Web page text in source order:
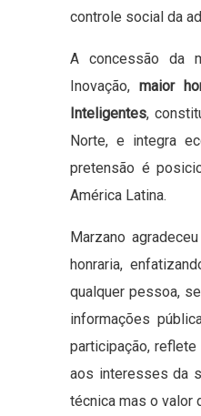
controle social da
A concessão da
Inovação, maior
Inteligentes,
Norte, e integra
pretensão é
América Latina.
Marzano
honraria,
qualquer pessoa,
informações
participação,
aos interesses da
técnica mas o valor